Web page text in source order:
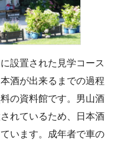
設置された見学コース
酒が出来るまでの過程
の資料館です。男山酒
れているため、日本酒
います。成年者で車の